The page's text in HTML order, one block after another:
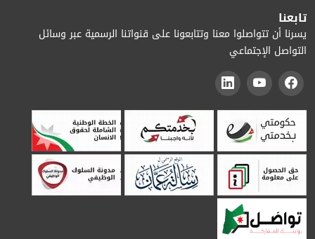
تابعنا
يسرنا أن تتواصلوا معنا وتتابعونا على قنواتنا الرسمية عبر وسائل
التواصل الإجتماعي